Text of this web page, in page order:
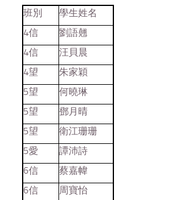
班別
學生姓名
4信
劉語翹
4信
汪貝晨
4望
朱家穎
5望
何曉琳
5望
鄧月晴
5望
衛江珊珊
5愛
譚沛詩
6信
蔡嘉幃
6信
周寶怡